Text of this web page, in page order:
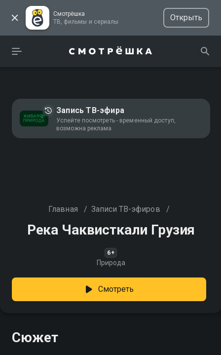
Смотрёшка
ТВ, фильмы и сериалы
Открыть
Запись ТВ-эфира
Успейте посмотреть - временный доступ,
возможна реклама
Главная / Записи ТВ-эфиров /
Река Чаквисткали Грузия
6+
Природа
Смотреть
Сюжет